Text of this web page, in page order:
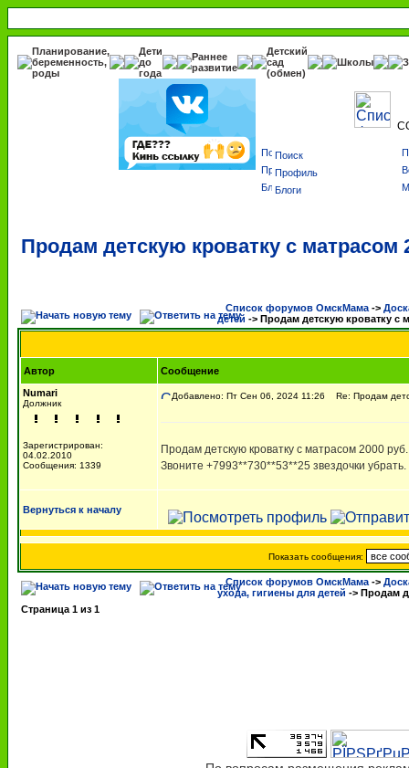
Планирование,
беременность,
роды
Дети
до
года
Раннее
развитие
Детский
сад
(обмен)
Школы
Поиск
Профиль
Блоги
Продам детскую кроватку с матрасом
Список форумов ОмскМама ->
детей -> Продам детскую кроватку с
Автор
Сообщение
Numari
Должник
Зарегистрирован:
04.02.2010
Сообщения: 1339
Добавлено: Пт Сен 06, 2024 11:26 Re: Продам
Продам детскую кроватку с матрасом 2000
Звоните +7993**730**53**25 звездочки убрать.
Вернуться к началу
Показать сообщения:
Список форумов ОмскМама ->
ухода, гигиены для детей -> Продам
Страница 1 из 1